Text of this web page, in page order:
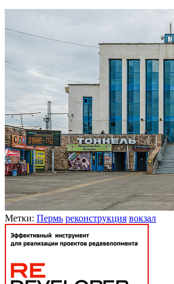
Метки: Пермь реконструкция вокзал